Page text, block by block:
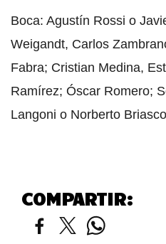
Boca: Agustín Rossi o
Weigandt, Carlos
Fabra; Cristian Medina,
Ramírez; Óscar Romero;
Langoni o Norberto
COMPARTIR: